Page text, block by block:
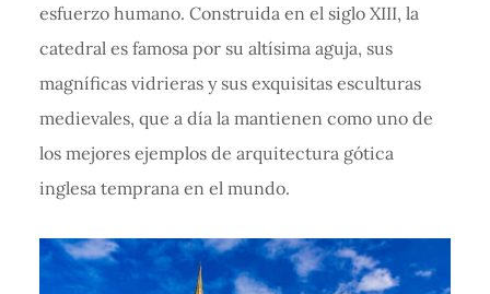
esfuerzo humano. Construida en el siglo XIII, la
catedral es famosa por su altísima aguja, sus
magníficas vidrieras y sus exquisitas esculturas
medievales, que a día la mantienen como uno de
los mejores ejemplos de arquitectura gótica
inglesa temprana en el mundo.